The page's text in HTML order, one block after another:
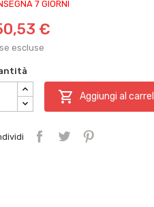
7 GIORNI
€
escluse
 Aggiungi al